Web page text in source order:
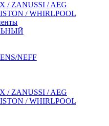
/ ZANUSSI / AEG
/ WHIRLPOOL
NEFF
/ ZANUSSI / AEG
/ WHIRLPOOL